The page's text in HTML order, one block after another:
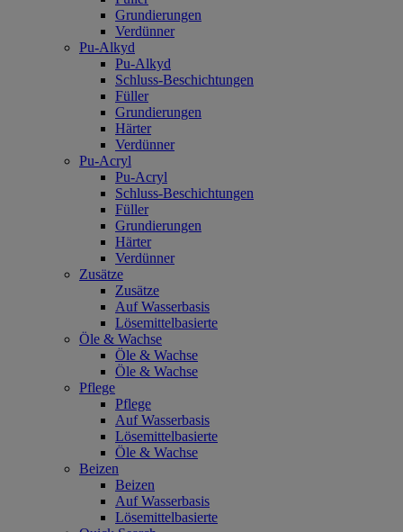
Grundierungen
Verdünner
Pu-Alkyd
Pu-Alkyd
Schluss-Beschichtungen
Füller
Grundierungen
Härter
Verdünner
Pu-Acryl
Pu-Acryl
Schluss-Beschichtungen
Füller
Grundierungen
Härter
Verdünner
Zusätze
Zusätze
Auf Wasserbasis
Lösemittelbasierte
Öle & Wachse
Öle & Wachse
Öle & Wachse
Pflege
Pflege
Auf Wasserbasis
Lösemittelbasierte
Öle & Wachse
Beizen
Beizen
Auf Wasserbasis
Lösemittelbasierte